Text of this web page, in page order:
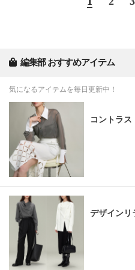
編集部 おすすめアイテム
気になるアイテムを毎日更新中！
コントラス
デザインリ